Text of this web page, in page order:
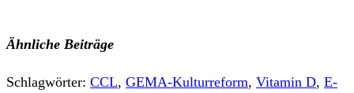
Ähnliche Beiträge
Schlagwörter: CCL, GEMA-Kulturreform, Vitamin D, E-